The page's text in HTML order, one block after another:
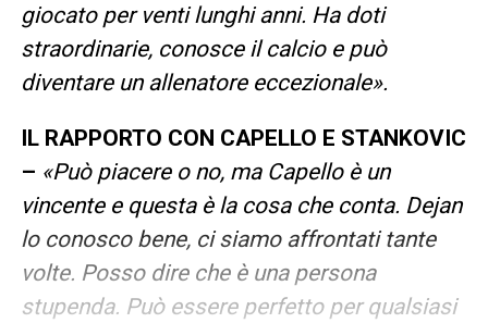
giocato per venti lunghi anni. Ha doti
straordinarie, conosce il calcio e può
diventare un allenatore eccezionale».
IL RAPPORTO CON CAPELLO E STANKOVIC
– «Può piacere o no, ma Capello è un
vincente e questa è la cosa che conta. Dejan
lo conosco bene, ci siamo affrontati tante
volte. Posso dire che è una persona
stupenda. Può essere perfetto per qualsiasi